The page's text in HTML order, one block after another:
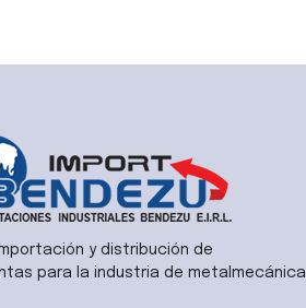
y distribución de
para la industria de metalmecánica